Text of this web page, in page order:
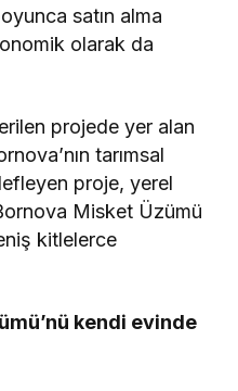
satın alma
olarak da
projede yer alan
tarımsal
proje, yerel
Misket Üzümü
kitlelerce
kendi evinde